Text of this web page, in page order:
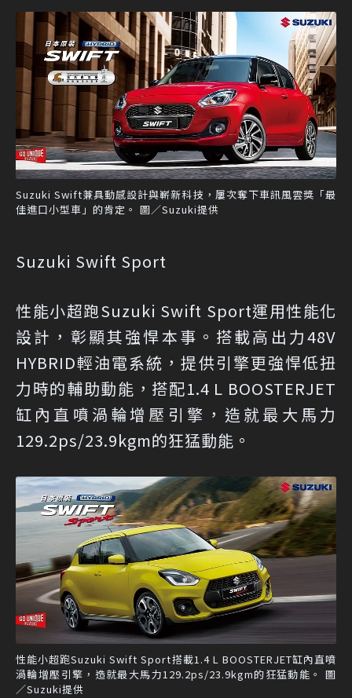
Suzuki Swift兼具動感設計與嶄新科技，屢次奪下車訊風雲獎「最
佳進口小型車」的肯定。 圖／Suzuki提供
Suzuki Swift Sport
性能小超跑Suzuki Swift Sport運用性能化
設計，彰顯其強悍本事。搭載高出力48V
HYBRID輕油電系統，提供引擎更強悍低扭
力時的輔助動能，搭配1.4 L BOOSTERJET
缸內直噴渦輪增壓引擎，造就最大馬力
129.2ps/23.9kgm的狂猛動能。
性能小超跑Suzuki Swift Sport搭載1.4 L BOOSTERJET缸內直噴
渦輪增壓引擎，造就最大馬力129.2ps/23.9kgm的狂猛動能。 圖
／Suzuki提供